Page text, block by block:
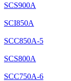
SCS900A
SCI850A
SCC850A-5
SCS800A
SCC750A-6